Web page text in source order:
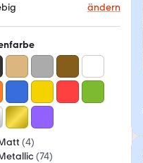
ändern
(4)
(74)